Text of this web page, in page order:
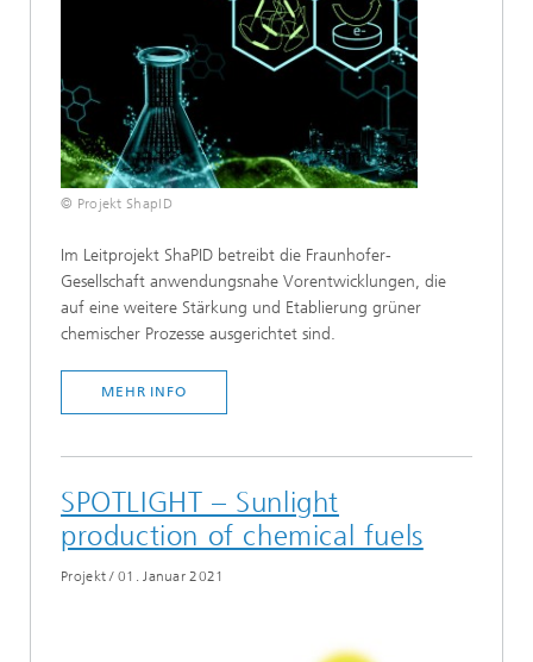
© Projekt ShapID
Im Leitprojekt ShaPID betreibt die Fraunhofer-
Gesellschaft anwendungsnahe Vorentwicklungen, die
auf eine weitere Stärkung und Etablierung grüner
chemischer Prozesse ausgerichtet sind.
MEHR INFO
SPOTLIGHT – Sunlight
production of chemical fuels
Projekt /01. Januar 2021